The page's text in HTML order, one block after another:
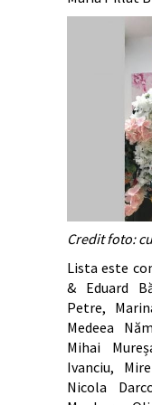
Credit foto:
Lista este
& Eduard
Petre,
Medeea
Mihai
Ivanciu,
Nicola